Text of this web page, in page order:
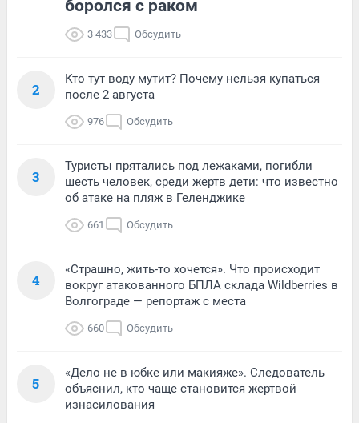
боролся с раком
3 433 Обсудить
2
Кто тут воду мутит? Почему нельзя купаться
после 2 августа
976 Обсудить
3
Туристы прятались под лежаками, погибли
шесть человек, среди жертв дети: что известно
об атаке на пляж в Геленджике
661 Обсудить
4
«Страшно, жить-то хочется». Что происходит
вокруг атакованного БПЛА склада Wildberries в
Волгограде — репортаж с места
660 Обсудить
5
«Дело не в юбке или макияже». Следователь
объяснил, кто чаще становится жертвой
изнасилования